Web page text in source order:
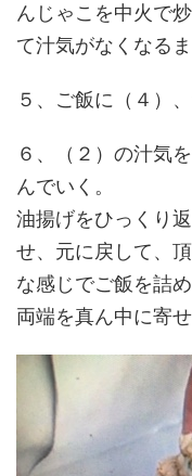
んじゃこを中火で
て汁気がなくなるま
５、ご飯に（４）
６、（２）の汁気
んでいく。
油揚げをひっくり
せ、元に戻して、
な感じでご飯を詰め
両端を真ん中に寄